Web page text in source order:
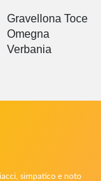
Gravellona Toce
Omegna
Verbania
simpatico e noto